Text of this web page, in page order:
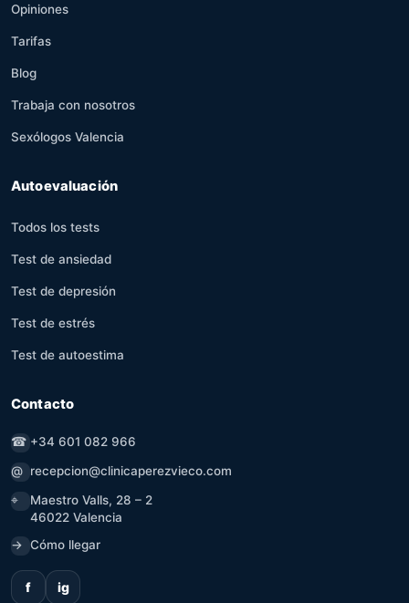
Opiniones
Tarifas
Blog
Trabaja con nosotros
Sexólogos Valencia
Autoevaluación
Todos los tests
Test de ansiedad
Test de depresión
Test de estrés
Test de autoestima
Contacto
☎ +34 601 082 966
@ recepcion@clinicaperezvieco.com
⌖
Maestro Valls, 28 – 2
46022 Valencia
→ Cómo llegar
f ig